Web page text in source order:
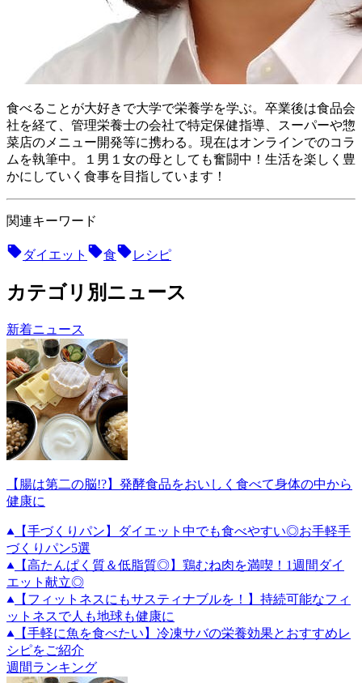
食べることが大好きで大学で栄養学を学ぶ。卒業後は食品会
社を経て、管理栄養士の会社で特定保健指導、スーパーや惣
菜店のメニュー開発等に携わる。現在はオンラインでのコラ
ムを執筆中。１男１女の母としても奮闘中！ 生活を楽しく豊
かにしていく食事を目指しています！
関連キーワード
ダイエット 食 レシピ
カテゴリ別ニュース
新着ニュース
【腸は第二の脳!?】発酵食品をおいしく食べて身体の中から
健康に
【手づくりパン】ダイエット中でも食べやすい◎お手軽手
づくりパン5選
【高たんぱく質＆低脂質◎】鶏むね肉を満喫！1週間ダイ
エット献立◎
【フィットネスにもサスティナブルを！】持続可能なフィ
ットネスで人も地球も健康に
【手軽に魚を食べたい】冷凍サバの栄養効果とおすすめレ
シピをご紹介
週間ランキング